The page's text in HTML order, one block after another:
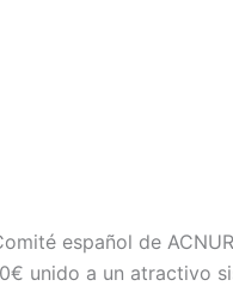
español de
unido a un atractivo